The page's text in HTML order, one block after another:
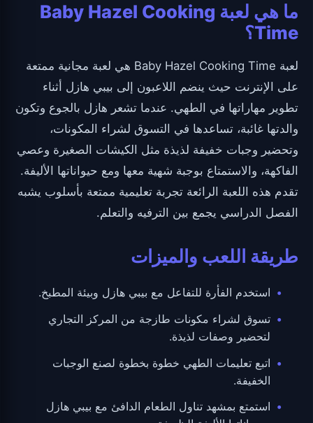
ما هي لعبة Baby Hazel Cooking
Time؟
لعبة Baby Hazel Cooking Time هي لعبة مجانية ممتعة
على الإنترنت حيث ينضم اللاعبون إلى بيبي هازل أثناء
تطوير مهاراتها في الطهي. عندما تشعر هازل بالجوع وتكون
والدتها غائبة، تساعدها في التسوق لشراء المكونات،
وتحضير وجبات خفيفة لذيذة مثل الكيشات الصغيرة وعصي
الفاكهة، والاستمتاع بوجبة شهية معها ومع حيواناتها الأليفة.
تقدم هذه اللعبة الرائعة تجربة تعليمية ممتعة بأسلوب يشبه
الفصل الدراسي يجمع بين الترفيه والتعلم.
طريقة اللعب والميزات
استخدم الفأرة للتفاعل مع بيبي هازل وبيئة المطبخ.
تسوق لشراء مكونات طازجة من المركز التجاري
لتحضير وصفات لذيذة.
اتبع تعليمات الطهي خطوة بخطوة لصنع الوجبات
الخفيفة.
استمتع بمشهد تناول الطعام الدافئ مع بيبي هازل